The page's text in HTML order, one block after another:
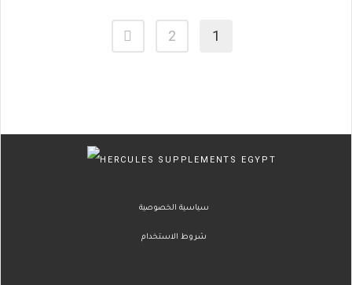
1
2
سياسية الخصوصية
شروط الاستخدام